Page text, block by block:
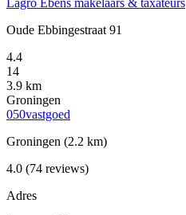
Lagro Ebens makelaars & taxateurs
Oude Ebbingestraat 91
4.4
14
3.9 km
Groningen
050vastgoed
Groningen (2.2 km)
4.0 (74 reviews)
Adres